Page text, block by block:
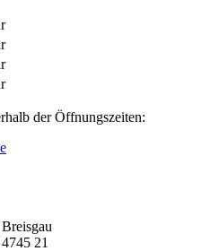
der Öffnungszeiten:
21